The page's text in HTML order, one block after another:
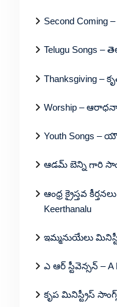
Second
Telugu Songs –
Thanksgiving –
Worship –
Youth Songs –
ఆడమ్ బెన్ని గారి
ఆంధ్ర క్రైస్తవ
Keerthanalu
ఇమ్మనుయేలు
ఎ ఆర్ స్టీవెన్సన్ – A
కృప మినిస్ట్రీస్